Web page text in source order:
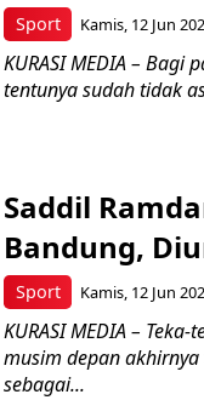
Sport Kamis, 12 Jun
KURASI MEDIA –
tentunya sudah tidak
Sport
Saddil
Bandung,
Kamis, 12 Jun
KURASI MEDIA –
musim depan
sebagai...